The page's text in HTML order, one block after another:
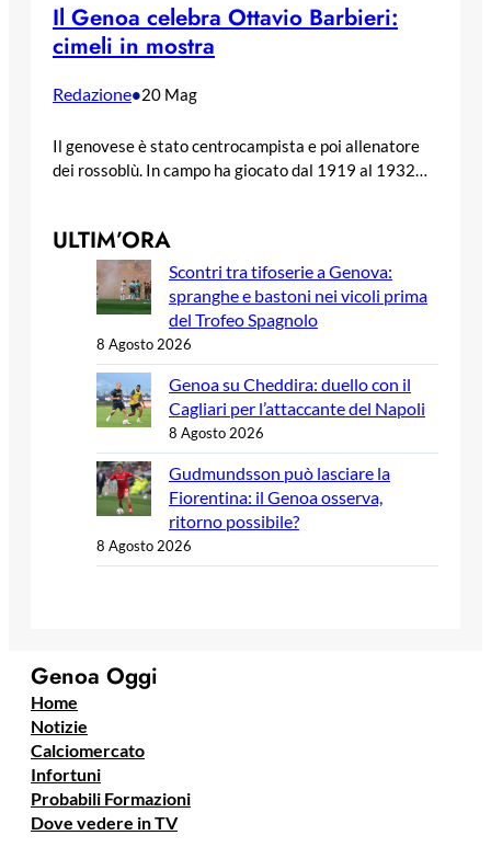
Il Genoa celebra Ottavio Barbieri:
cimeli in mostra
Redazione•20 Mag
Il genovese è stato centrocampista e poi allenatore
dei rossoblù. In campo ha giocato dal 1919 al 1932…
ULTIM’ORA
Scontri tra tifoserie a Genova:
spranghe e bastoni nei vicoli prima
del Trofeo Spagnolo
8 Agosto 2026
Genoa su Cheddira: duello con il
Cagliari per l’attaccante del Napoli
8 Agosto 2026
Gudmundsson può lasciare la
Fiorentina: il Genoa osserva,
ritorno possibile?
8 Agosto 2026
Genoa Oggi
Home
Notizie
Calciomercato
Infortuni
Probabili Formazioni
Dove vedere in TV